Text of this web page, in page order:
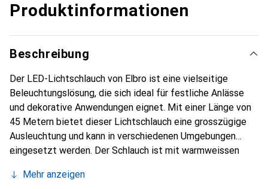
Produktinformationen
Beschreibung
Der LED-Lichtschlauch von Elbro ist eine vielseitige
Beleuchtungslösung, die sich ideal für festliche Anlässe
und dekorative Anwendungen eignet. Mit einer Länge von
45 Metern bietet dieser Lichtschlauch eine grosszügige
Ausleuchtung und kann in verschiedenen Umgebungen
eingesetzt werden. Der Schlauch ist mit warmweissen
Atmosphäre schaffen. Das Produkt ist für den
Mehr anzeigen